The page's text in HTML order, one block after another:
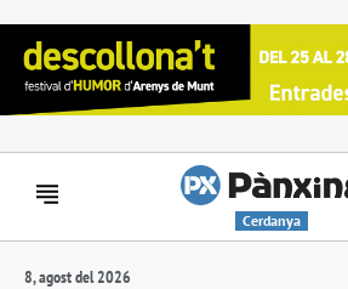
Cerdanya
8, agost del 2026